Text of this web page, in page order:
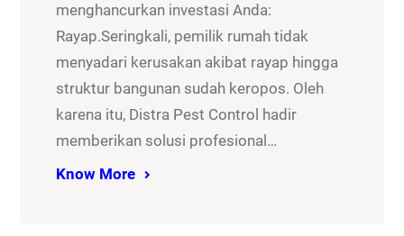
menghancurkan investasi Anda:
Rayap.Seringkali, pemilik rumah tidak
menyadari kerusakan akibat rayap hingga
struktur bangunan sudah keropos. Oleh
karena itu, Distra Pest Control hadir
memberikan solusi profesional…
Know More